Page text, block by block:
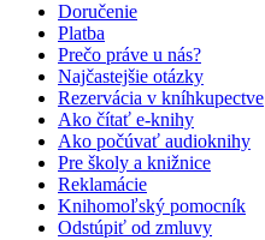
Doručenie
Platba
Prečo práve u nás?
Najčastejšie otázky
Rezervácia v kníhkupectve
Ako čítať e-knihy
Ako počúvať audioknihy
Pre školy a knižnice
Reklamácie
Knihomoľský pomocník
Odstúpiť od zmluvy